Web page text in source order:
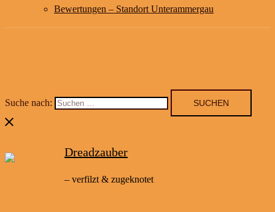
Bewertungen – Standort Unterammergau
Suche nach:
Dreadzauber
– verfilzt & zugeknotet